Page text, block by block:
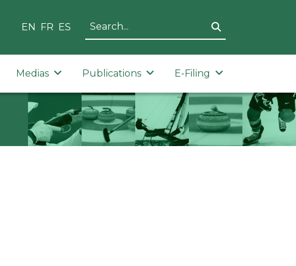
EN FR ES
Medias Publications E-Filing